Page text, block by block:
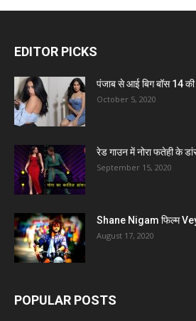
EDITOR PICKS
पंजाब से आई बिग बॉस 14
October 5, 2020
रेड गाउन में नोरा फतेही के
September 15, 2020
Shane Nigam फिल्म
August 17, 2020
POPULAR POSTS